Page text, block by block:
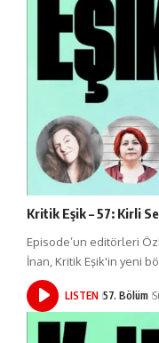
Kritik Eşik – 57: Kirli
Episode’un editörleri
İnan, Kritik Eşik'in yeni
LISTEN 57. Bölüm